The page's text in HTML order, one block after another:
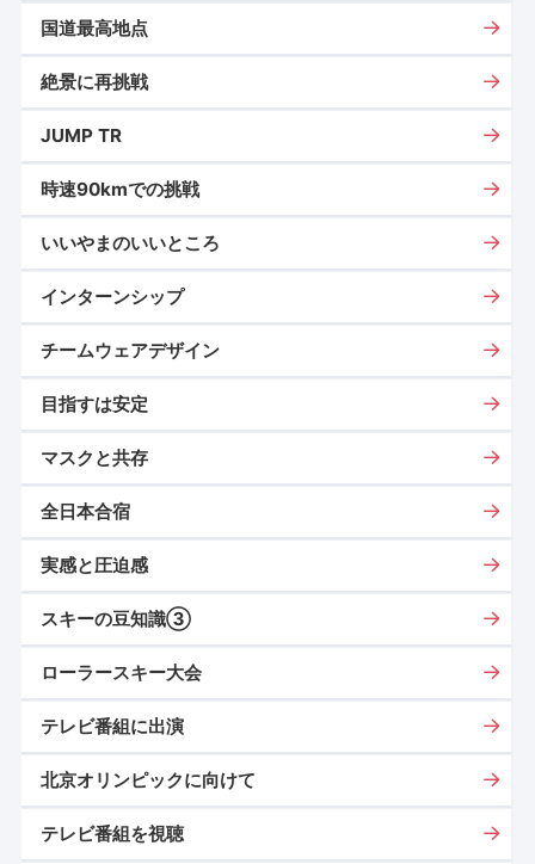
国道最高地点
絶景に再挑戦
JUMP TR
時速90kmでの挑戦
いいやまのいいところ
インターンシップ
チームウェアデザイン
目指すは安定
マスクと共存
全日本合宿
実感と圧迫感
スキーの豆知識③
ローラースキー大会
テレビ番組に出演
北京オリンピックに向けて
テレビ番組を視聴